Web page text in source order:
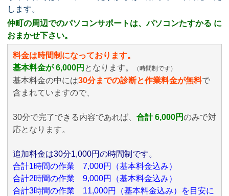
します。
仲町の周辺でのパソコンサポートは、パソコンたすかる に
おまかせ下さい。
料金は時間制になっております。
基本料金が 6,000円 となります。 （時間制です）
基本料金の中には30分までの診断と作業料金が無料で
含まれていますので、
30分で完了できる内容であれば、 合計 6,000円のみで対
応となります。
追加料金は30分1,000円の時間制です。
合計1時間の作業 7,000円（基本料金込み）
合計2時間の作業 9,000円（基本料金込み）
合計3時間の作業 11,000円（基本料金込み）を目安に